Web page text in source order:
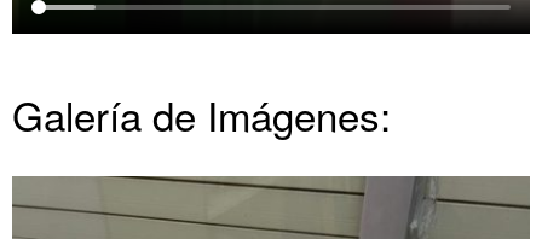
Galería de Imágenes: